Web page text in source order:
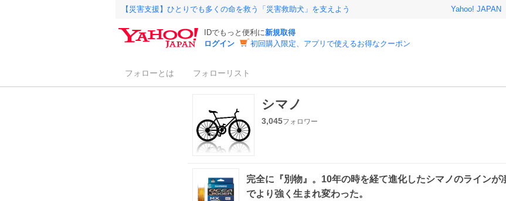
【災害支援】ひとりでも多くの命を救う「災害救助犬」を支えよう Yahoo! JAPAN
IDでもっと便利に新規取得
ログイン
初回購入限定、アプリで使えるお得なクーポン
フォローとは フォローリスト
シマノ
3,045フォロワー
完全に『別物』。10年の時を経て進化したシマノのラインが
でより強く生まれ変わった。